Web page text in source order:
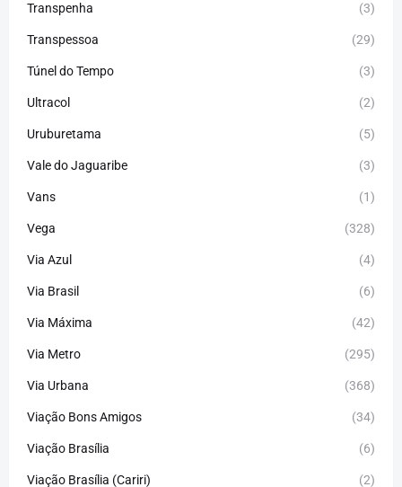
Transpenha (3)
Transpessoa (29)
Túnel do Tempo (3)
Ultracol (2)
Uruburetama (5)
Vale do Jaguaribe (3)
Vans (1)
Vega (328)
Via Azul (4)
Via Brasil (6)
Via Máxima (42)
Via Metro (295)
Via Urbana (368)
Viação Bons Amigos (34)
Viação Brasília (6)
Viação Brasília (Cariri) (2)